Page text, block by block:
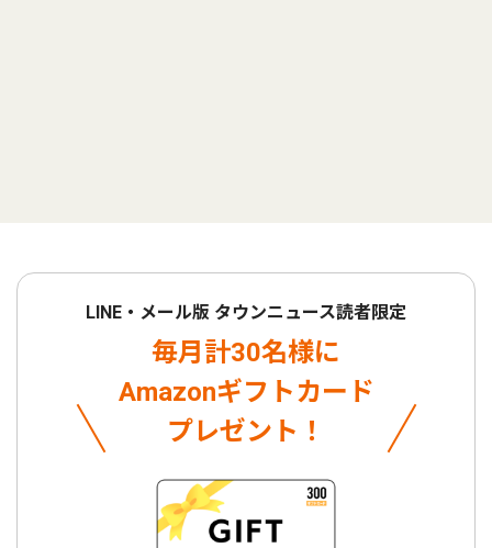
LINE・メール版 タウンニュース読者限定
毎月計30名様に
Amazonギフトカード
プレゼント！